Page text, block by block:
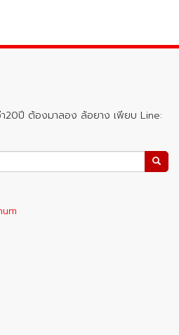
20ปี ต้องมาลอง ล้อยาง เพียบ Line: